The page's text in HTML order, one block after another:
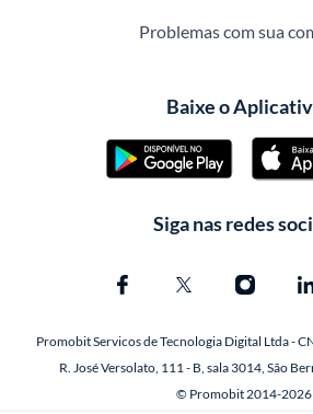
Problemas com sua
Baixe o
Siga nas redes
Promobit Servicos de Tecnologia Digital Ltda -
R. José Versolato, 111 - B, sala 3014, São
© Promobit 2014-2026